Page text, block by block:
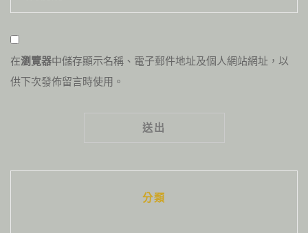
在瀏覽器中儲存顯示名稱、電子郵件地址及個人網站網址，以
供下次發佈留言時使用。
分類